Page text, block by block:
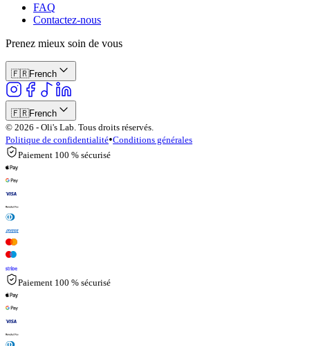
FAQ
Contactez-nous
Prenez mieux soin de vous
🇫🇷French
🇫🇷French
© 2026 - Oli's Lab. Tous droits réservés.
Politique de confidentialité•Conditions générales
Paiement 100 % sécurisé
Paiement 100 % sécurisé